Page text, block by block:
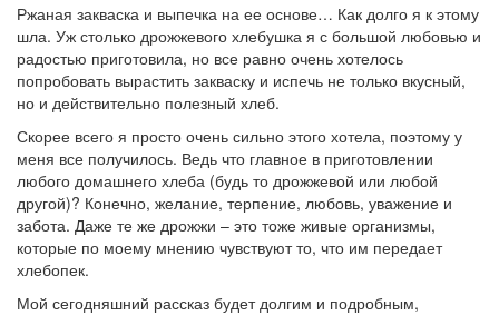
Ржаная закваска и выпечка на ее основе… Как долго я к этому
шла. Уж столько дрожжевого хлебушка я с большой любовью и
радостью приготовила, но все равно очень хотелось
попробовать вырастить закваску и испечь не только вкусный,
но и действительно полезный хлеб.
Скорее всего я просто очень сильно этого хотела, поэтому у
меня все получилось. Ведь что главное в приготовлении
любого домашнего хлеба (будь то дрожжевой или любой
другой)? Конечно, желание, терпение, любовь, уважение и
забота. Даже те же дрожжи – это тоже живые организмы,
которые по моему мнению чувствуют то, что им передает
хлебопек.
Мой сегодняшний рассказ будет долгим и подробным,